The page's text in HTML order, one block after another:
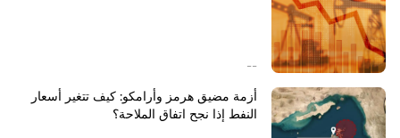
--
أزمة مضيق هرمز وأرامكو: كيف تتغير أسعار
النفط إذا نجح اتفاق الملاحة؟